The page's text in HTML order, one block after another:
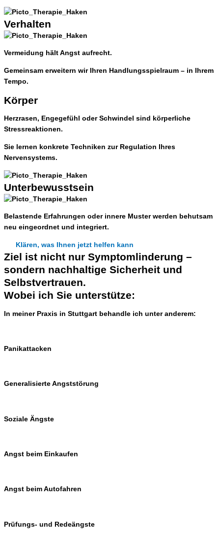
Verhalten
Vermeidung hält Angst aufrecht.
Gemeinsam erweitern wir Ihren Handlungsspielraum – in Ihrem
Tempo.
Körper
Herzrasen, Engegefühl oder Schwindel sind körperliche
Stressreaktionen.
Sie lernen konkrete Techniken zur Regulation Ihres
Nervensystems.
Unterbewusstsein
Belastende Erfahrungen oder innere Muster werden behutsam
neu eingeordnet und integriert.
Klären, was Ihnen jetzt helfen kann
Ziel ist nicht nur Symptomlinderung –
sondern nachhaltige Sicherheit und
Selbstvertrauen.
Wobei ich Sie unterstütze:
In meiner Praxis in Stuttgart behandle ich unter anderem:
Panikattacken
Generalisierte Angststörung
Soziale Ängste
Angst beim Einkaufen
Angst beim Autofahren
Prüfungs- und Redeängste